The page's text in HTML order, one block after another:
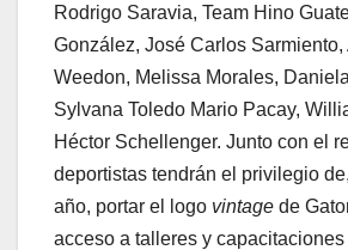
Rodrigo Saravia, Team Hino
González, José Carlos Sarmiento,
Weedon, Melissa Morales,
Sylvana Toledo Mario Pacay,
Héctor Schellenger. Junto con el
deportistas tendrán el privilegio
año, portar el logo vintage de
acceso a talleres y capacitaciones